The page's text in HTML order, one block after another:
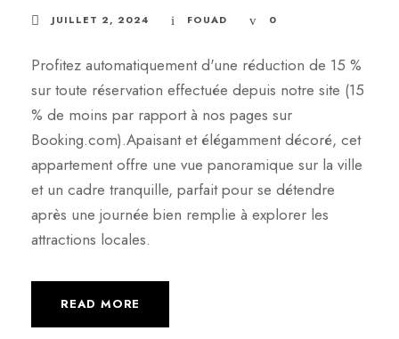
JUILLET 2, 2024 FOUAD 0
Profitez automatiquement d'une réduction de 15 %
sur toute réservation effectuée depuis notre site (15
% de moins par rapport à nos pages sur
Booking.com).Apaisant et élégamment décoré, cet
appartement offre une vue panoramique sur la ville
et un cadre tranquille, parfait pour se détendre
après une journée bien remplie à explorer les
attractions locales.
READ MORE